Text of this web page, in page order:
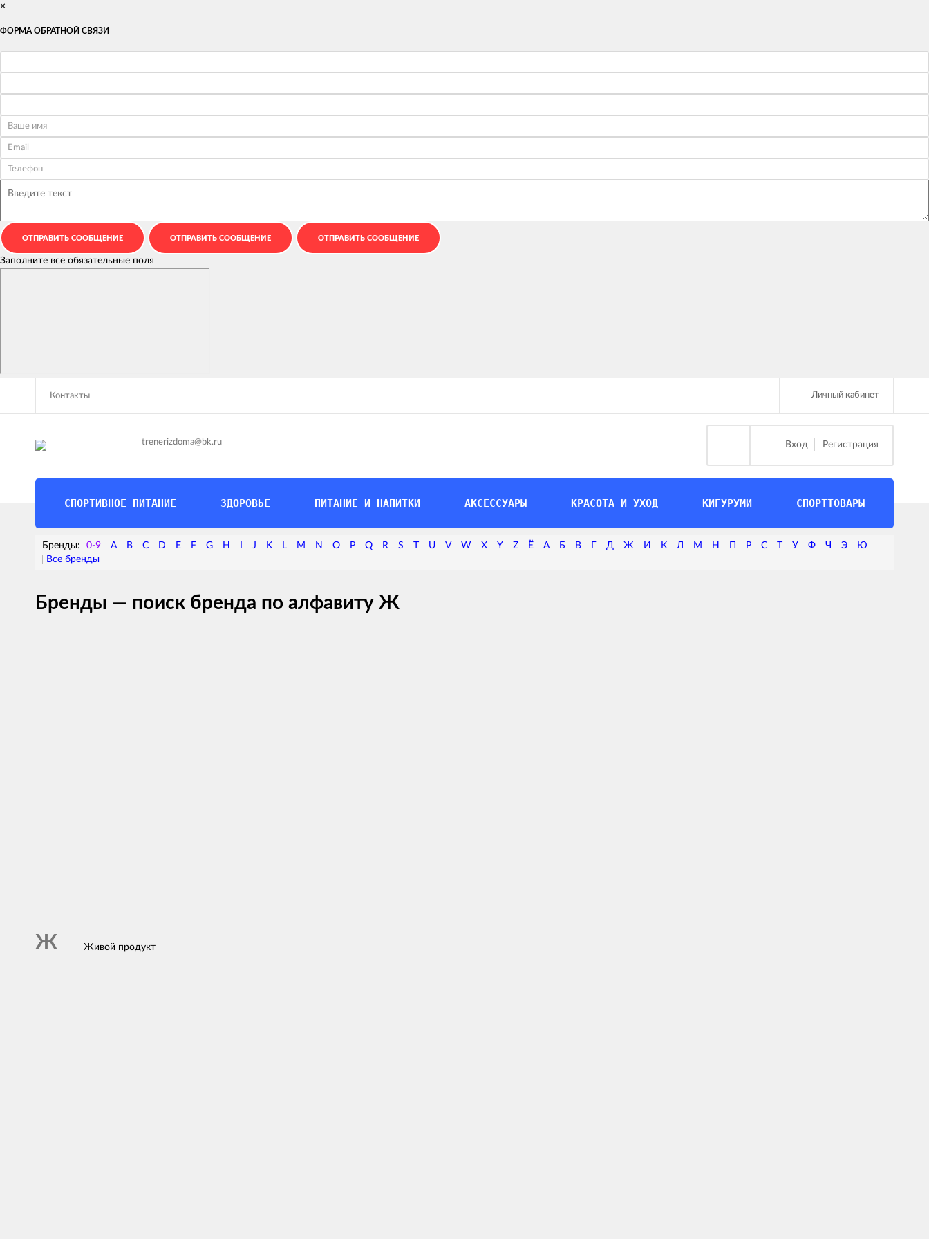
×
ФОРМА ОБРАТНОЙ СВЯЗИ
Заполните все обязательные поля
Контакты Личный кабинет
trenerizdoma@bk.ru Вход Регистрация
СПОРТИВНОЕ ПИТАНИЕ ЗДОРОВЬЕ ПИТАНИЕ И НАПИТКИ АКСЕССУАРЫ КРАСОТА И УХОД КИГУРУМИ СПОРТТОВАРЫ
0-9 A B C D E F G H J K L M N O P Q R S T U V W X Y Z Ё А Б В Г Д Ж И К Л М Н П Р С Т У Ф Ч Э Ю
Бренды — поиск бренда по алфавиту Ж
Ж Живой продукт